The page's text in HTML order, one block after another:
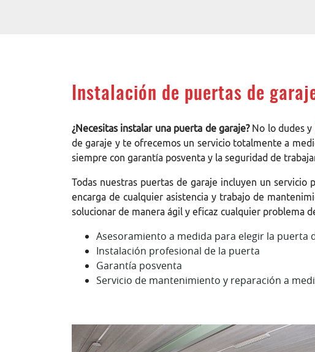
Instalación de puertas de
¿Necesitas instalar una puerta de garaje?No lo dudes y
de garaje y te ofrecemos un servicio totalmente a
siempre con garantía posventa y la seguridad de
Todas nuestras puertas de garaje incluyen un
encarga de cualquier asistencia y trabajo de
solucionar de manera ágil y eficaz cualquier problema
Asesoramiento a medida para elegir la puerta
Instalación profesional de la puerta
Garantía posventa
Servicio de mantenimiento y reparación a